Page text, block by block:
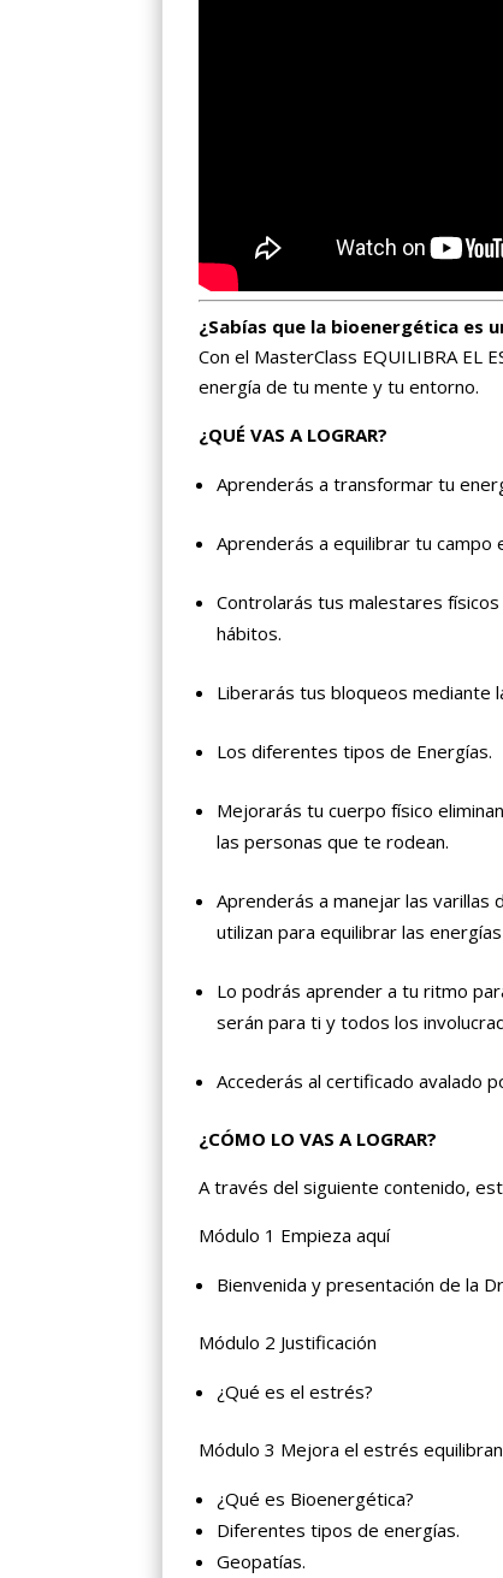
¿Sabías que la bioenergética es
Con el MasterClass EQUILIBRA EL
energía de tu mente y tu entorno.
¿QUÉ VAS A LOGRAR?
Aprenderás a transformar tu
Aprenderás a equilibrar tu
Controlarás tus malestares
hábitos.
Liberarás tus bloqueos mediante
Los diferentes tipos de Energías.
Mejorarás tu cuerpo físico
las personas que te rodean.
Aprenderás a manejar las
utilizan para equilibrar las
Lo podrás aprender a tu ritmo
serán para ti y todos los
Accederás al certificado avalado
¿CÓMO LO VAS A LOGRAR?
A través del siguiente contenido,
Módulo 1 Empieza aquí
Bienvenida y presentación de la
Módulo 2 Justificación
¿Qué es el estrés?
Módulo 3 Mejora el estrés
¿Qué es Bioenergética?
Diferentes tipos de energías.
Geopatías.